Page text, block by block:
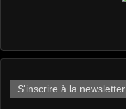
S'inscrire à la newsletter